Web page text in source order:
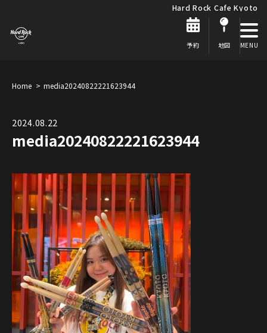
Hard Rock Cafe Kyoto
予約 地図
Home media20240822221623944
2024.08.22
media20240822221623944